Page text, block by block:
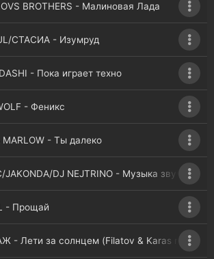
BROTHERS - Малиновая Лада
СТАСИА - Изумруд
- Пока играет техно
- Феникс
MARLOW - Ты далеко
DJ NEJTRINO - Музыка звучит
- Прощай
- Лети за солнцем (Filatov & Karas rmx)